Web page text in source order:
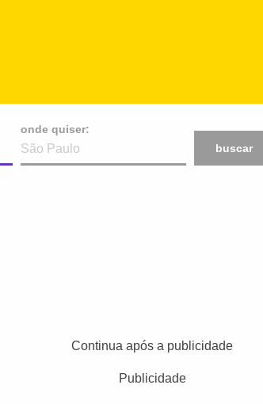
onde quiser:
buscar
Continua após a publicidade
Publicidade